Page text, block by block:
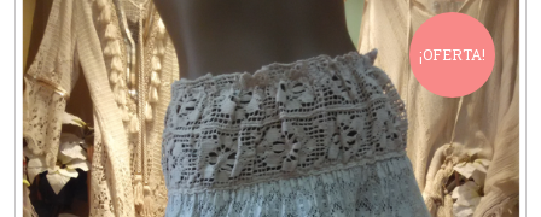
¡OFERTA!